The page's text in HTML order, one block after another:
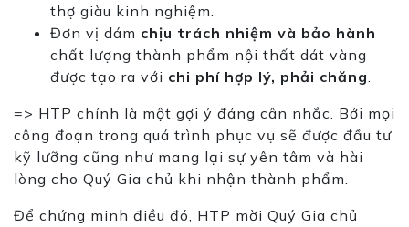
thợ giàu kinh nghiệm.
Đơn vị dám chịu trách nhiệm và bảo hành
chất lượng thành phẩm nội thất dát vàng
được tạo ra với chi phí hợp lý, phải chăng.
=> HTP chính là một gợi ý đáng cân nhắc. Bởi mọi
công đoạn trong quá trình phục vụ sẽ được đầu tư
kỹ lưỡng cũng như mang lại sự yên tâm và hài
lòng cho Quý Gia chủ khi nhận thành phẩm.
Để chứng minh điều đó, HTP mời Quý Gia chủ